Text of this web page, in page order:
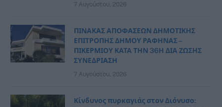
7 Αυγούστου, 2026
ΠΙΝΑΚΑΣ ΑΠΟΦΑΣΕΩΝ ΔΗΜΟΤΙΚΗΣ
ΕΠΙΤΡΟΠΗΣ ΔΗΜΟΥ ΡΑΦΗΝΑΣ –
ΠΙΚΕΡΜΙΟΥ ΚΑΤΑ ΤΗΝ 36Η ΔΙΑ ΖΩΣΗΣ
ΣΥΝΕΔΡΙΑΣΗ
7 Αυγούστου, 2026
Κίνδυνος πυρκαγιάς στον Διόνυσο: